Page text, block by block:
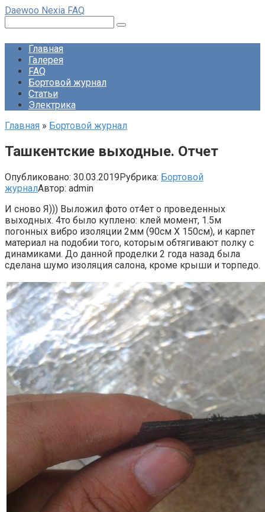
Перейти
контенту
Daewoo Nexia FAQ
Главная
Галерея
FAQ
Бортовой журнал
Статьи
Электрика
Главная » Бортовой журнал
Ташкентские выходные. Отчет
Опубликовано: 30.03.2019Рубрика: Бортовой
журналАвтор: admin
И сново Я))) Выложил фото от4ет о проведенных
выходных. 4то было куплено: клей момент, 1.5м
погонных вибро изоляции 2мм (90см Х 150см), и карпет
материал на подобии того, которым обтягивают полку с
динамиками. До данной проделки 2 года назад была
сделана шумо изоляция салона, кроме крыши и торпедо.